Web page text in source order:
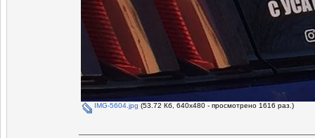
IMG-5604.jpg (53.72 Кб, 640x480 - просмотрено 1616 раз.)